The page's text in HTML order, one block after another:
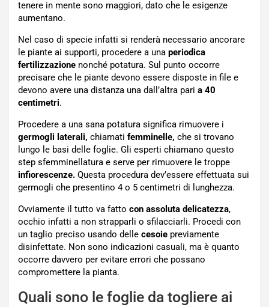
tenere in mente sono maggiori, dato che le esigenze
aumentano.
Nel caso di specie infatti si renderà necessario ancorare
le piante ai supporti, procedere a una periodica
fertilizzazione nonché potatura. Sul punto occorre
precisare che le piante devono essere disposte in file e
devono avere una distanza una dall’altra pari a 40
centimetri.
Procedere a una sana potatura significa rimuovere i
germogli laterali, chiamati femminelle, che si trovano
lungo le basi delle foglie. Gli esperti chiamano questo
step sfemminellatura e serve per rimuovere le troppe
infiorescenze. Questa procedura dev’essere effettuata sui
germogli che presentino 4 o 5 centimetri di lunghezza.
Ovviamente il tutto va fatto con assoluta delicatezza,
occhio infatti a non strapparli o sfilacciarli. Procedi con
un taglio preciso usando delle cesoie previamente
disinfettate. Non sono indicazioni casuali, ma è quanto
occorre davvero per evitare errori che possano
compromettere la pianta.
Quali sono le foglie da togliere ai